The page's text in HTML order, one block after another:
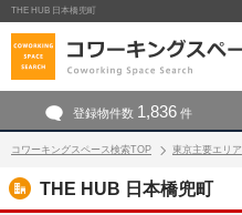
THE HUB 日本橋兜町
登録物件数 1,836 件
コワーキングスペース検索TOP 東京主要エリア
THE HUB 日本橋兜町